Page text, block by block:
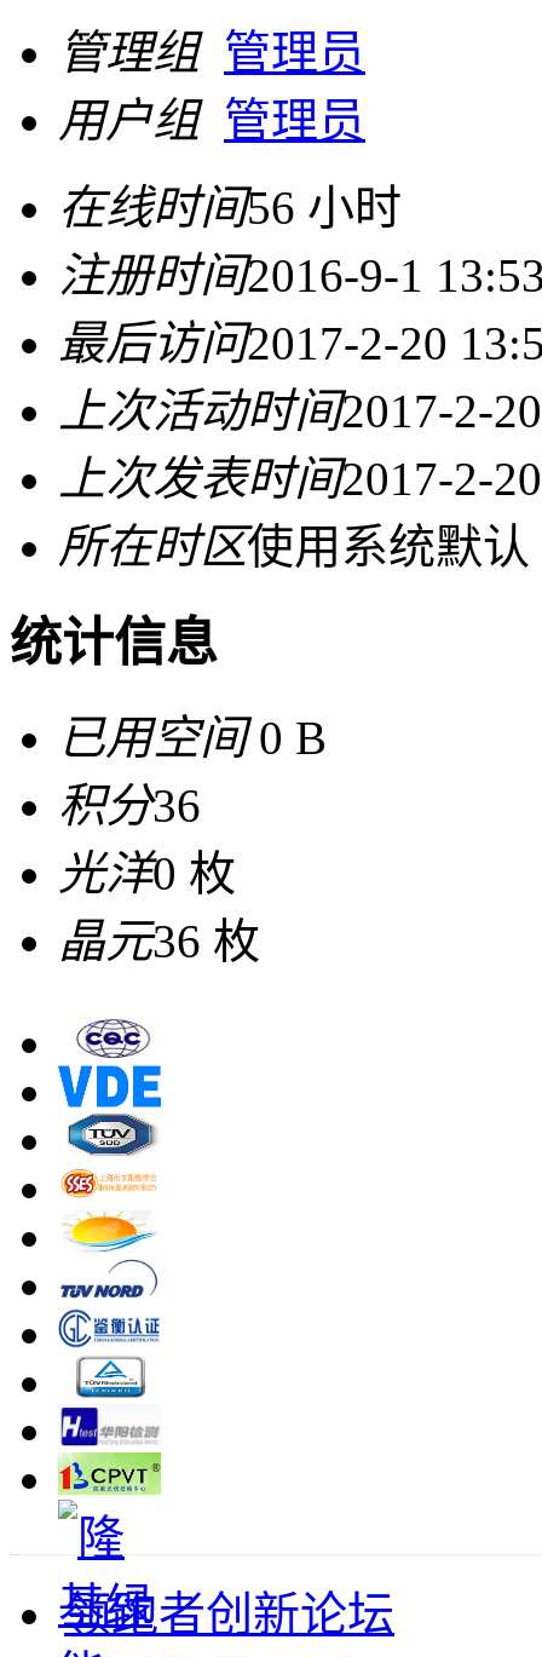
管理组 管理员
用户组 管理员
在线时间56 小时
注册时间2016-9-1
最后访问2017-2-20
上次活动时间2017-2-
上次发表时间2017-2-
所在时区使用系统默认
统计信息
已用空间0 B
积分36
光洋0 枚
晶元36 枚
领跑者创新论坛